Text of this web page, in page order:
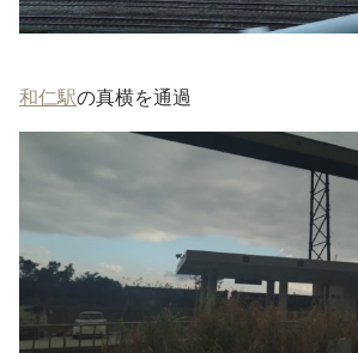
和仁駅の真横を通過